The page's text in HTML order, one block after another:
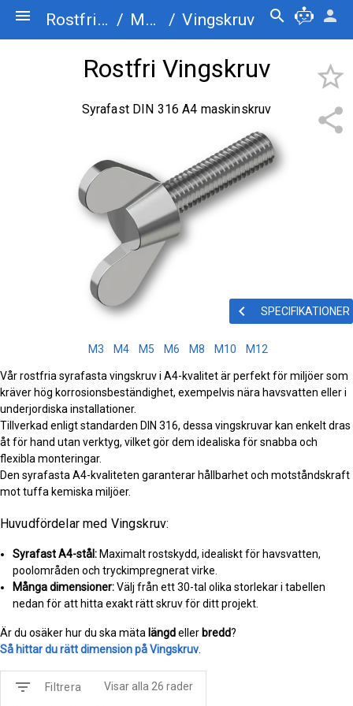
menu Rostfriskruv.se / Maskinskruv / Vingskruv search person
share
star_border
Rostfri Vingskruv
Syrafast DIN 316 A4 maskinskruv
keyboard_arrow_left SPECIFIKATIONER
M3 M4 M5 M6 M8 M10 M12
Vår rostfria syrafasta vingskruv i A4-kvalitet är perfekt för miljöer som
kräver hög korrosionsbeständighet, exempelvis nära havsvatten eller i
underjordiska installationer.
Tillverkad enligt standarden DIN 316, dessa vingskruvar kan enkelt dras
åt för hand utan verktyg, vilket gör dem idealiska för snabba och
flexibla monteringar.
Den syrafasta A4-kvaliteten garanterar hållbarhet och motståndskraft
mot tuffa kemiska miljöer.
Huvudfördelar med Vingskruv:
Syrafast A4-stål: Maximalt rostskydd, idealiskt för havsvatten,
poolområden och tryckimpregnerat virke.
Många dimensioner:Välj från ett 30-tal olika storlekar i tabellen
nedan för att hitta exakt rätt skruv för ditt projekt.
Är du osäker hur du ska mäta längdeller bredd?
Så hittar du rätt dimension på Vingskruv
filter_list Filtrera Visar alla 26 rader